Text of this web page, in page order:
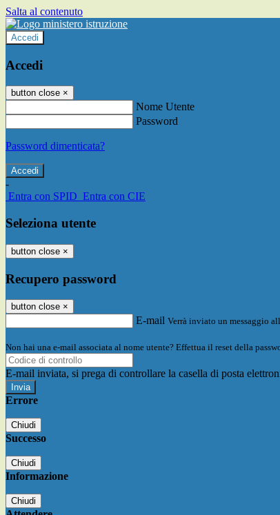
Salta al contenuto
Accedi
Accedi
button close ×
Nome Utente
Password
Password dimenticata?
-
Entra con SPID Entra con CIE
Seleziona utente
button close ×
Recupero password
button close ×
E-mail Verrà inviato un messaggio
Non hai una e-mail associata al nome utente? Effettua il reset della
E-mail inviata, si prega di controllare la casella di posta
Errore
Chiudi
Successo
Chiudi
Informazione
Chiudi